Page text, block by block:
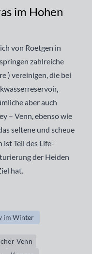
im Hohen
von Roetgen in
zahlreiche
) vereinigen, die bei
aber auch
– Venn, ebenso wie
seltene und scheue
Teil des Life-
der Heiden
hat.
im Winter
Venn